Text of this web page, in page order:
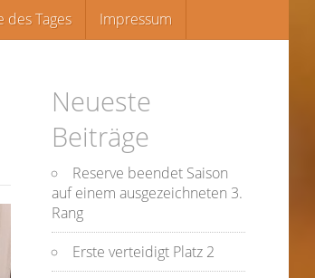
des Tages Impressum
Neueste
Beiträge
Reserve beendet Saison
auf einem ausgezeichneten 3.
Rang
Erste verteidigt Platz 2